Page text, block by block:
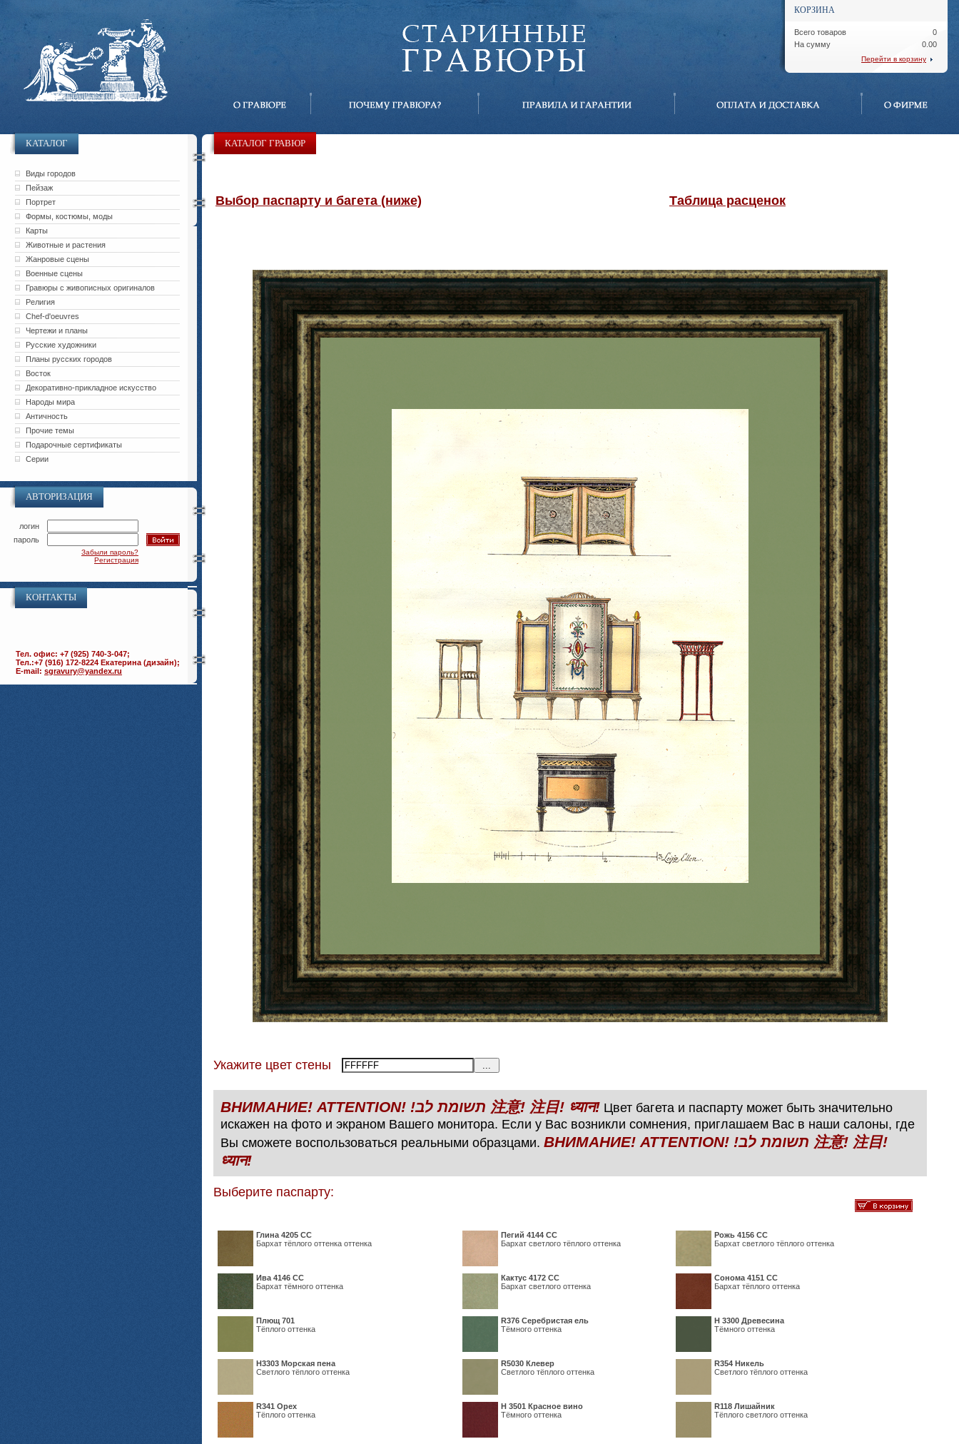
КОРЗИНА
Всего товаров
На сумму
0
0.00
Перейти в корзину
КАТАЛОГ
Виды городов
Пейзаж
Портрет
Формы, костюмы, моды
Карты
Животные и растения
Жанровые сцены
Военные сцены
Гравюры с живописных оригиналов
Религия
Chef-d'oeuvres
Чертежи и планы
Русские художники
Планы русских городов
Восток
Декоративно-прикладное искусство
Народы мира
Античность
Прочие темы
Подарочные сертификаты
Серии
АВТОРИЗАЦИЯ
логин
пароль
Забыли пароль?
Регистрация
КОНТАКТЫ
Тел. офис: +7 (925) 740-3-047;
Тел.:+7 (916) 172-8224 Екатерина (дизайн);
E-mail: sgravury@yandex.ru
КАТАЛОГ ГРАВЮР
Выбор паспарту и багета (ниже) Таблица расценок
Укажите цвет стены
ВНИМАНИЕ! ATTENTION! !תשומת לב 注意! 注目! ध्यान! Цвет багета и паспарту может быть значительно
искажен на фото и экраном Вашего монитора. Если у Вас возникли сомнения, приглашаем Вас в наши салоны, где
Вы сможете воспользоваться реальными образцами. ВНИМАНИЕ! ATTENTION! !תשומת לב 注意! 注目!
ध्यान!
Выберите паспарту:
Глина 4205 СС
Бархат тёплого оттенка оттенка
Пегий 4144 СС
Бархат светлого тёплого оттенка
Рожь 4156 СС
Бархат светлого тёплого оттенка
Ива 4146 СС
Бархат тёмного оттенка
Кактус 4172 СС
Бархат светлого оттенка
Сонома 4151 СС
Бархат тёплого оттенка
Плющ 701
Тёплого оттенка
R376 Серебристая ель
Тёмного оттенка
H 3300 Древесина
Тёмного оттенка
H3303 Морская пена
Светлого тёплого оттенка
R5030 Клевер
Светлого тёплого оттенка
R354 Никель
Светлого тёплого оттенка
R341 Орех
Тёплого оттенка
Н 3501 Красное вино
Тёмного оттенка
R118 Лишайник
Тёплого светлого оттенка